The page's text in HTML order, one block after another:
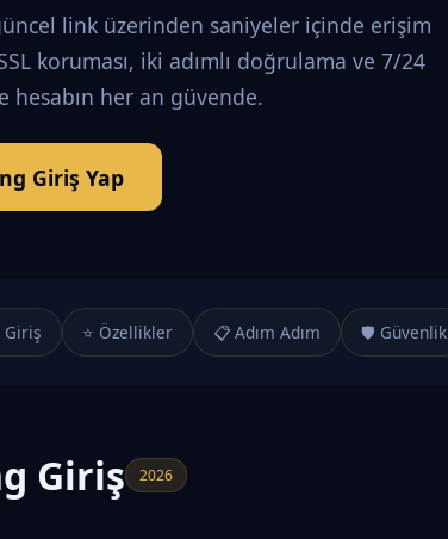
link üzerinden saniyeler içinde erişim
koruması, iki adımlı doğrulama ve 7/24
hesabın her an güvende.
Giriş Yap
Giriş ⭐ Özellikler 📋 Adım Adım 🛡️ Güvenlik
Giriş 2026